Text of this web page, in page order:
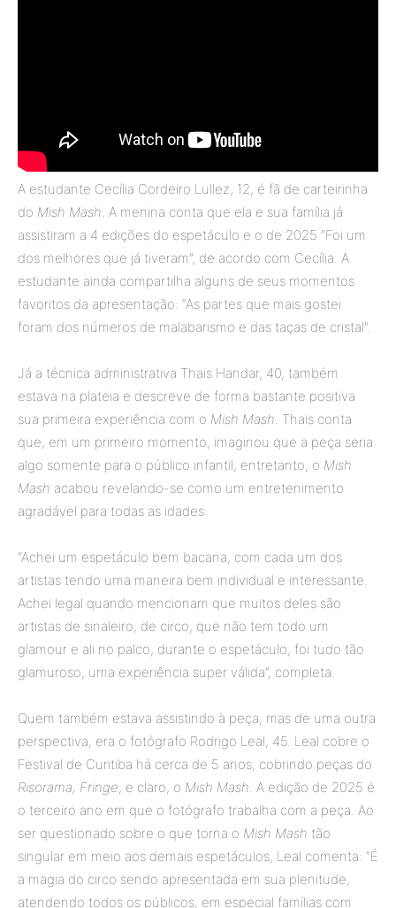
A estudante Cecília Cordeiro Lullez, 12, é fã de carteirinha
do Mish Mash. A menina conta que ela e sua família já
assistiram a 4 edições do espetáculo e o de 2025 “Foi um
dos melhores que já tiveram”, de acordo com Cecília. A
estudante ainda compartilha alguns de seus momentos
favoritos da apresentação: “As partes que mais gostei
foram dos números de malabarismo e das taças de cristal”.
Já a técnica administrativa Thais Handar, 40, também
estava na plateia e descreve de forma bastante positiva
sua primeira experiência com o Mish Mash. Thais conta
que, em um primeiro momento, imaginou que a peça seria
algo somente para o público infantil, entretanto, o Mish
Mash acabou revelando-se como um entretenimento
agradável para todas as idades:
“Achei um espetáculo bem bacana, com cada um dos
artistas tendo uma maneira bem individual e interessante.
Achei legal quando mencionam que muitos deles são
artistas de sinaleiro, de circo, que não tem todo um
glamour e ali no palco, durante o espetáculo, foi tudo tão
glamuroso, uma experiência super válida”, completa.
Quem também estava assistindo à peça, mas de uma outra
perspectiva, era o fotógrafo Rodrigo Leal, 45. Leal cobre o
Festival de Curitiba há cerca de 5 anos, cobrindo peças do
Risorama, Fringe, e claro, o Mish Mash. A edição de 2025 é
o terceiro ano em que o fotógrafo trabalha com a peça. Ao
ser questionado sobre o que torna o Mish Mash tão
singular em meio aos demais espetáculos, Leal comenta: “É
a magia do circo sendo apresentada em sua plenitude,
atendendo todos os públicos, em especial famílias com